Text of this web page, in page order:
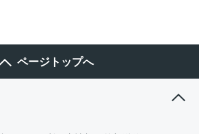
ページトップへ